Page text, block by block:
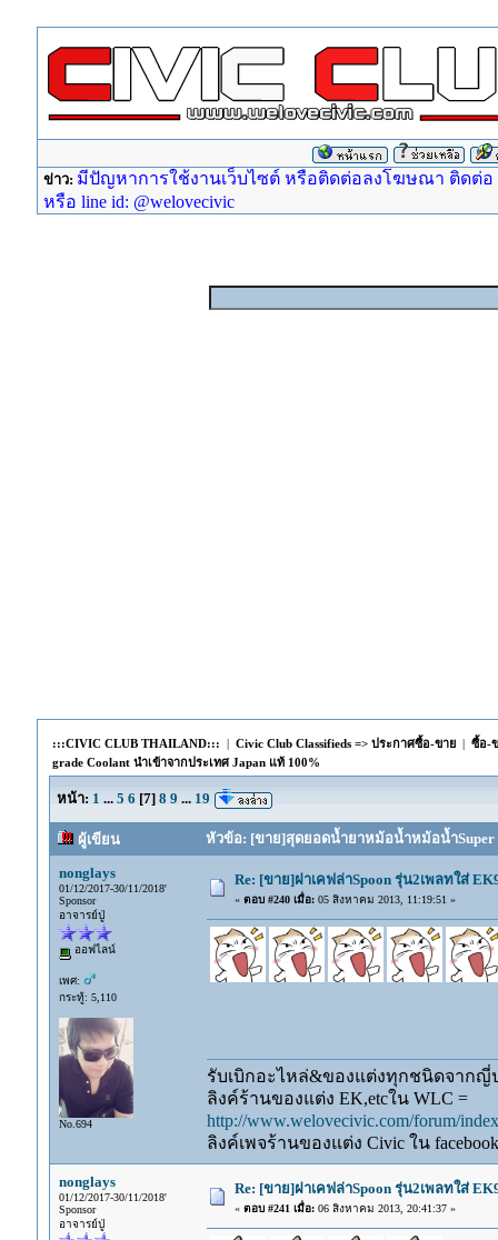
ข่าว: มีปัญหาการใช้งานเว็บไซต์ หรือติดต่อลงโฆษณา ติดต่อ
หรือ line id: @welovecivic
:::CIVIC CLUB THAILAND::: | Civic Club Classifieds => ประกาศซื้อ-ขาย| ซื้อ-
grade Coolant นำเข้าจากประเทศ Japan แท้ 100%
หน้า: 1 ... 5 6 [7] 8 9 ... 19
ผู้เขียน หัวข้อ: [ขาย]สุดยอดน้ำยาหม้อน้ำหม้อน้ำSuper
nonglays
01/12/2017-30/11/2018'
Sponsor
อาจารย์ปู่
ออฟไลน์
เพศ:
กระทู้: 5,110
No.694
Re: [ขาย]ฝาเคฟล่าSpoon รุ่น2เพลทใส่
« ตอบ #240 เมื่อ:05 สิงหาคม 2013, 11:19:51 »
รับเบิกอะไหล่&ของแต่งทุกชนิดจากญี่
ลิงค์ร้านของแต่ง EK,etcใน WLC =
http://www.welovecivic.com/forum/
ลิงค์เพจร้านของแต่ง Civic ใน
nonglays
01/12/2017-30/11/2018'
Sponsor
อาจารย์ปู่
Re: [ขาย]ฝาเคฟล่าSpoon รุ่น2เพลทใส่
« ตอบ #241 เมื่อ:06 สิงหาคม 2013, 20:41:37 »